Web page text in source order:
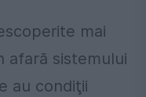
mai
afară sistemului
au condiţii